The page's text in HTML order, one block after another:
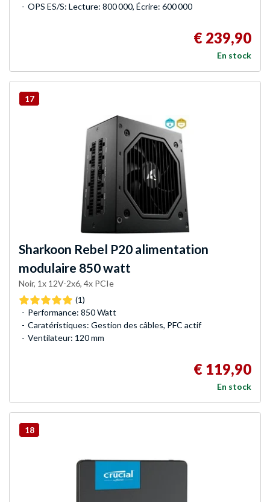
OPS ES/S: Lecture: 800 000, Écrire: 600 000
€ 239,90
En stock
17
Sharkoon Rebel P20 alimentation
modulaire 850 watt
Noir, 1x 12V-2x6, 4x PCIe
(1)
Performance: 850 Watt
Caratéristiques: Gestion des câbles, PFC actif
Ventilateur: 120 mm
€ 119,90
En stock
18